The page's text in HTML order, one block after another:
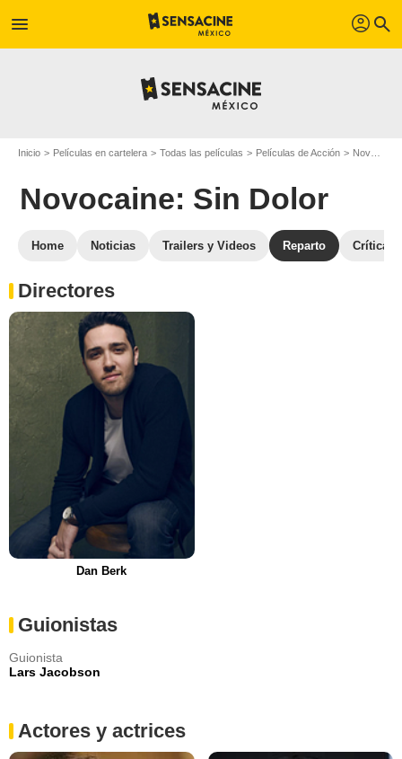
menu profil search
Inicio Películas en cartelera Todas las películas Películas de Acción Novocaine: Sin Dolor
Novocaine: Sin Dolor
Home Noticias Trailers y Videos Reparto Críticas
Directores
Dan Berk
Guionistas
Guionista
Lars Jacobson
Actores y actrices